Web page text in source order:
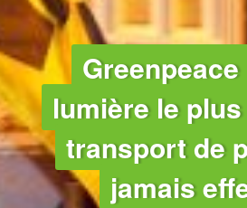
lumière le
transport de
jamais